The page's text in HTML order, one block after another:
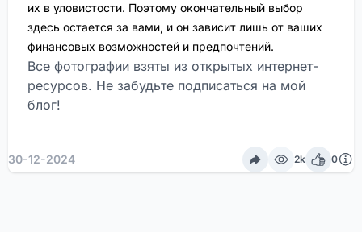
их в уловистости. Поэтому окончательный выбор
здесь остается за вами, и он зависит лишь от ваших
финансовых возможностей и предпочтений.
Все фотографии взяты из открытых интернет-
ресурсов. Не забудьте подписаться на мой
блог!
30-12-2024 2k 0